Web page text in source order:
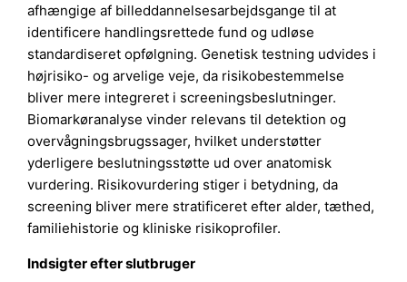
afhængige af billeddannelsesarbejdsgange til at
identificere handlingsrettede fund og udløse
standardiseret opfølgning. Genetisk testning udvides i
højrisiko- og arvelige veje, da risikobestemmelse
bliver mere integreret i screeningsbeslutninger.
Biomarkøranalyse vinder relevans til detektion og
overvågningsbrugssager, hvilket understøtter
yderligere beslutningsstøtte ud over anatomisk
vurdering. Risikovurdering stiger i betydning, da
screening bliver mere stratificeret efter alder, tæthed,
familiehistorie og kliniske risikoprofiler.
Indsigter efter slutbruger